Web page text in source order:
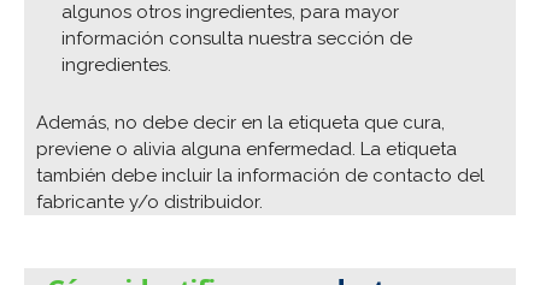
algunos otros ingredientes, para mayor
información consulta nuestra sección de
ingredientes.
Además, no debe decir en la etiqueta que cura,
previene o alivia alguna enfermedad. La etiqueta
también debe incluir la información de contacto del
fabricante y/o distribuidor.